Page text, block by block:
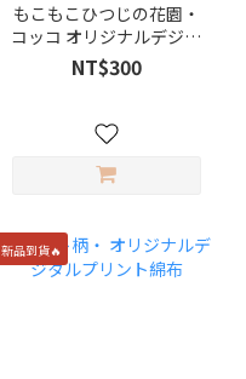
もこもこひつじの花園・
コッコ オリジナルデジタ
ルプリント コットンオッ
クス生地
NT$300
新品到貨🔥